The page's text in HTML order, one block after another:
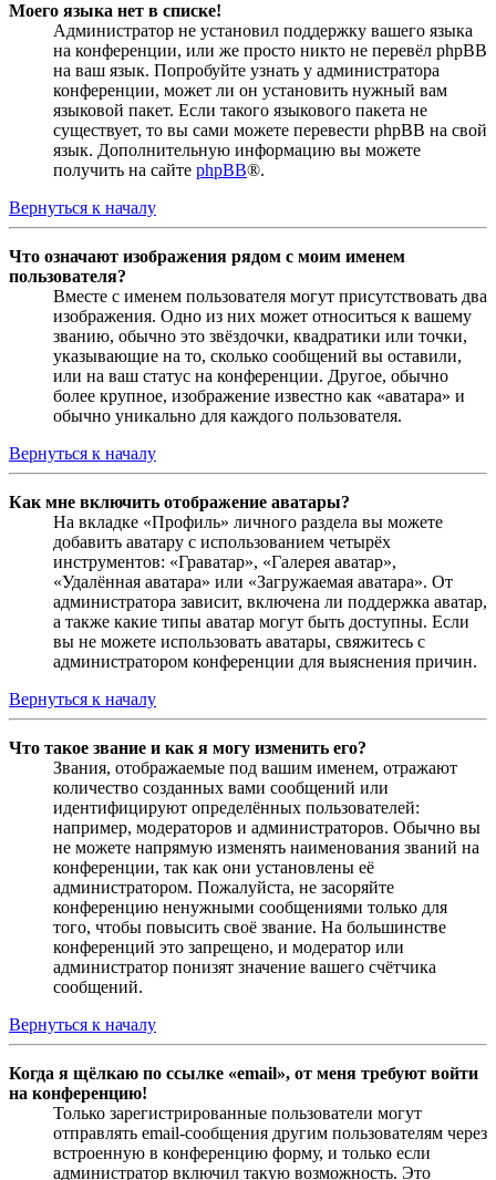
Моего языка нет в списке!
Администратор не установил поддержку вашего языка
на конференции, или же просто никто не перевёл phpBB
на ваш язык. Попробуйте узнать у администратора
конференции, может ли он установить нужный вам
языковой пакет. Если такого языкового пакета не
существует, то вы сами можете перевести phpBB на свой
язык. Дополнительную информацию вы можете
получить на сайте phpBB®.
Вернуться к началу
Что означают изображения рядом с моим именем
пользователя?
Вместе с именем пользователя могут присутствовать два
изображения. Одно из них может относиться к вашему
званию, обычно это звёздочки, квадратики или точки,
указывающие на то, сколько сообщений вы оставили,
или на ваш статус на конференции. Другое, обычно
более крупное, изображение известно как «аватара» и
обычно уникально для каждого пользователя.
Вернуться к началу
Как мне включить отображение аватары?
На вкладке «Профиль» личного раздела вы можете
добавить аватару с использованием четырёх
инструментов: «Граватар», «Галерея аватар»,
«Удалённая аватара» или «Загружаемая аватара». От
администратора зависит, включена ли поддержка аватар,
а также какие типы аватар могут быть доступны. Если
вы не можете использовать аватары, свяжитесь с
администратором конференции для выяснения причин.
Вернуться к началу
Что такое звание и как я могу изменить его?
Звания, отображаемые под вашим именем, отражают
количество созданных вами сообщений или
идентифицируют определённых пользователей:
например, модераторов и администраторов. Обычно вы
не можете напрямую изменять наименования званий на
конференции, так как они установлены её
администратором. Пожалуйста, не засоряйте
конференцию ненужными сообщениями только для
того, чтобы повысить своё звание. На большинстве
конференций это запрещено, и модератор или
администратор понизят значение вашего счётчика
сообщений.
Вернуться к началу
Когда я щёлкаю по ссылке «email», от меня требуют войти
на конференцию!
Только зарегистрированные пользователи могут
отправлять email-сообщения другим пользователям через
встроенную в конференцию форму, и только если
администратор включил такую возможность. Это